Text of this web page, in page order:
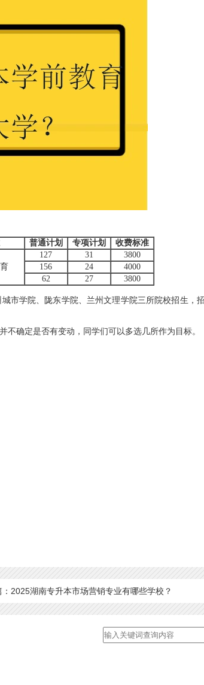
普通计划 专项计划
收费标准
127 31
3800
156 24
4000
62 27 3800
学院、陇东学院、兰州文理学院三所院校招生，
确定是否有变动，同学们可以多选几所作为目标。
：2025湖南专升本市场营销专业有哪些学校？